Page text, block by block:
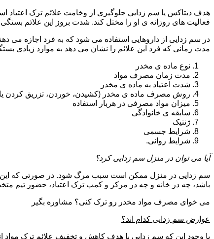
هدف دیتاکس یا سم زدایی جلوگیری از وخامت علائم ترک اعتیاد
فعالیت های روزانه ی او را مختل کند. شدت بروز این علائم
در سم زدایی از داروهایی استفاده می شود که به فرد اجازه می
مدت زمانی که فرد این علائم را نشان می دهد به موارد زیادی
نوع ماده ی مخدر
مدت زمان مصرف مواد
شدت اعتیاد به ماده ی مخدر
روش مصرف ماده ی مخدر (کشیدن، خوردن، تزریق کردن یا
میزان مواد مصرفی در هربار استفاده
سابقه ی خانوادگی
ژنتیک
شرایط جسمی
شرایط روانی.
آیا می توان در منزل سم زدایی کرد؟
سم زدایی در منزل ممکن است سبب مرگ شود. در صورتی که این
باشد، چه در خانه و چه در مرکز و کمپ ترک اعتیاد، حضور
می خوای مصرف مواد مخدر رو ترک کنی؟ مشاوره بگیر
عوارض سم زدایی کدام اند؟
با وجود این که سم زدایی با هدف کاهش و تخفیف علائم ترک مواد